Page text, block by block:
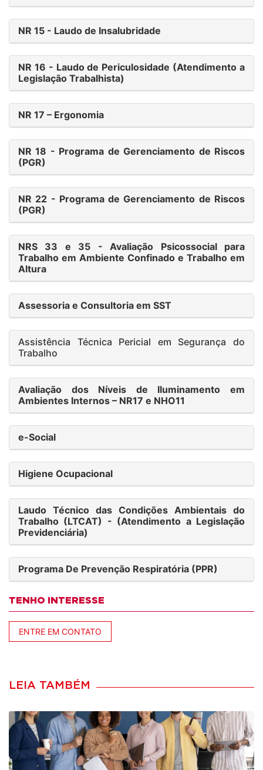
NR 15 - Laudo de Insalubridade
NR 16 - Laudo de Periculosidade (Atendimento a
Legislação Trabalhista)
NR 17 – Ergonomia
NR 18 - Programa de Gerenciamento de Riscos
(PGR)
NR 22 - Programa de Gerenciamento de Riscos
(PGR)
NRS 33 e 35 - Avaliação Psicossocial para
Trabalho em Ambiente Confinado e Trabalho em
Altura
Assessoria e Consultoria em SST
Assistência Técnica Pericial em Segurança do
Trabalho
Avaliação dos Níveis de Iluminamento em
Ambientes Internos – NR17 e NHO11
e-Social
Higiene Ocupacional
Laudo Técnico das Condições Ambientais do
Trabalho (LTCAT) - (Atendimento a Legislação
Previdenciária)
Programa De Prevenção Respiratória (PPR)
TENHO INTERESSE
ENTRE EM CONTATO
LEIA TAMBÉM